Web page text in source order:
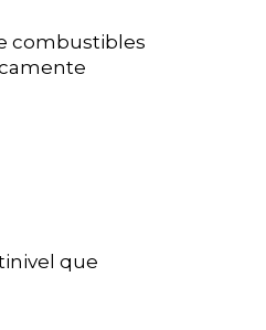
combustibles
que